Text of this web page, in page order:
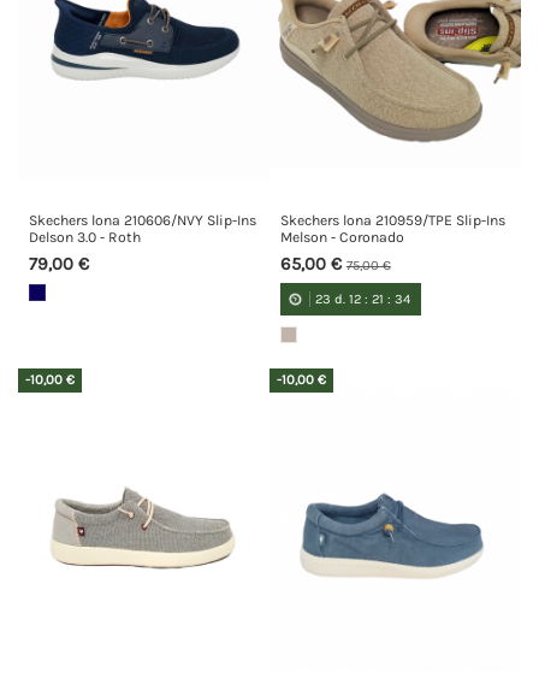
Skechers lona 210606/NVY Slip-Ins
Delson 3.0 - Roth
79,00 €
Skechers lona 210959/TPE Slip-Ins
Melson - Coronado
65,00 €75,00 €
23 d. 12 :21 :34
-10,00 € -10,00 €